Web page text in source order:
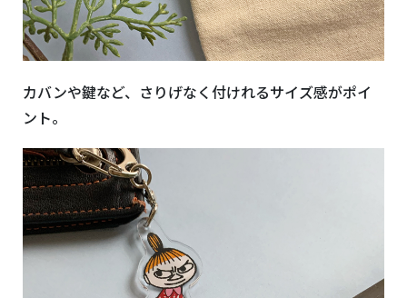
カバンや鍵など、さりげなく付けれるサイズ感がポイ
ント。